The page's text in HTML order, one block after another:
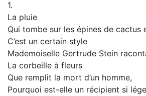
1.
La pluie
Qui tombe sur les épines de cactus
C’est un certain style
Mademoiselle Gertrude Stein
La corbeille à fleurs
Que remplit la mort d’un homme,
Pourquoi est-elle un récipient si